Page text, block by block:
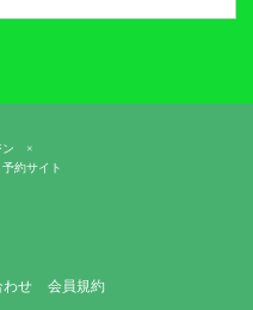
ン ×
約サイト
わせ
会員規約